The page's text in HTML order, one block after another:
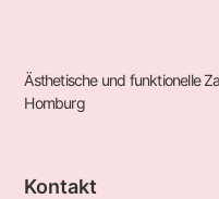
Ästhetische und funktionelle
Homburg​
Kontakt